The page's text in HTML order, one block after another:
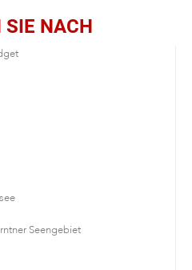
SIE NACH
Seengebiet